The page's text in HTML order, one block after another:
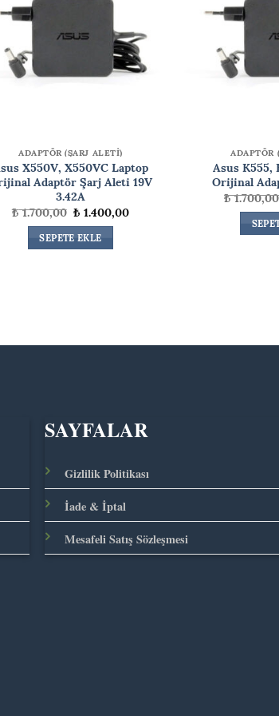
ADAPTÖR (ŞARJ ALETİ)
X550V, X550VC Laptop
Adaptör Şarj Aleti 19V
3.42A
₺1.700,00Orijinal
fiyat:
₺ 1.700,00.
₺1.400,00Şuandaki
SEPETE EKLE
Asus
Orijinal
₺1.700,00
SAYFALAR
Gizlilik Politikası
İade & İptal
Mesafeli Satış Sözleşmesi